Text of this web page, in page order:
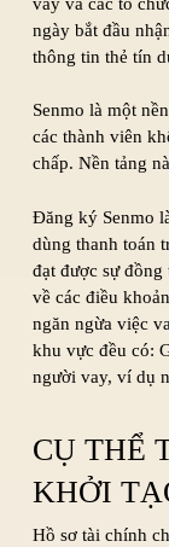
ngày bắt đầu
thông tin thẻ tín
Senmo là một
các thành viên
chấp. Nền tảng
Đăng ký Senmo
dùng thanh toán
đạt được sự đồng
về các điều
ngăn ngừa việc
khu vực đều có:
người vay, ví dụ
CỤ THỂ
KHỞI
Hồ sơ tài chính